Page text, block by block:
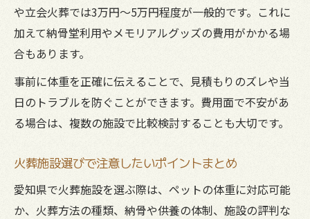
や立会火葬では3万円〜5万円程度が一般的です。これに
加えて納骨堂利用やメモリアルグッズの費用がかかる場
合もあります。
事前に体重を正確に伝えることで、見積もりのズレや当
日のトラブルを防ぐことができます。費用面で不安があ
る場合は、複数の施設で比較検討することも大切です。
火葬施設選びで注意したいポイントまとめ
愛知県で火葬施設を選ぶ際は、ペットの体重に対応可能
か、火葬方法の種類、納骨や供養の体制、施設の評判な